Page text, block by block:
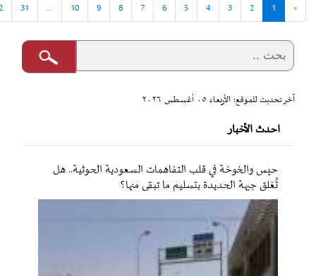
«
1
2
3
4
5
6
7
8
9
10
...
31
آخر تحديث للموقع: الأربعاء ٠٥ أغسطس ٢٠٢٦
احدث الأخبار
حيس والخوخة في قلب التفاهمات السعودية الحوثية.. هل
تُغلق جبهة الحديدة بتسليم ما تبقى منها؟